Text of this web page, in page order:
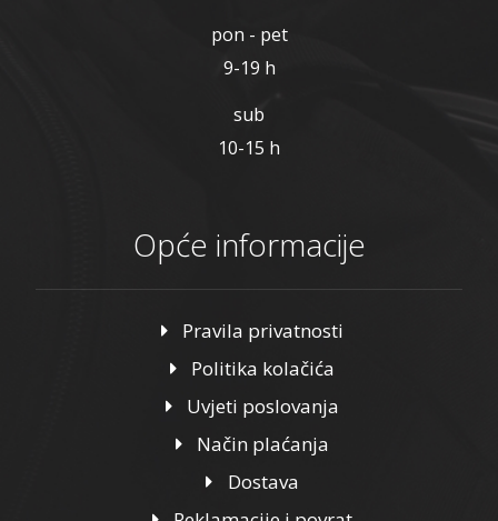
pon - pet
9-19 h
sub
10-15 h
Opće informacije
Pravila privatnosti
Politika kolačića
Uvjeti poslovanja
Način plaćanja
Dostava